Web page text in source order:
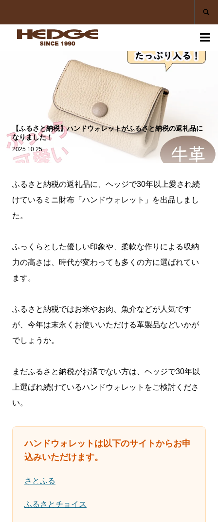


【ふるさと納税】ハンドウォレットがふるさと納税の返礼品に
なりました！
2025.10.25
ふるさと納税の返礼品に、ヘッジで30年以上愛され続
けているミニ財布「ハンドウォレット」を出品しまし
た。
ふっくらとした優しい印象や、柔軟な作りによる収納
力の高さは、時代が変わっても多くの方に選ばれてい
ます。
ふるさと納税ではお米やお肉、魚介などが人気です
が、今年は末永くお使いいただける革製品などいかが
でしょうか。
まだふるさと納税がお済でない方は、ヘッジで30年以
上選ばれ続けているハンドウォレットをご検討くださ
い。
ハンドウォレットは以下のサイトからお申
込みいただけます。
さとふる
ふるさとチョイス